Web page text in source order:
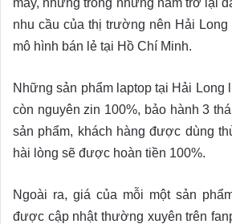
nhu cầu của thị trường nên Hải
mô hình bán lẻ tại Hồ Chí Minh.
Những sản phẩm laptop tại Hải Long
còn nguyên zin 100%, bảo hành 3
sản phẩm, khách hàng được dùng
hài lòng sẽ được hoàn tiền 100%.
Ngoài ra, giá của mỗi một sản
được cập nhật thường xuyên trên